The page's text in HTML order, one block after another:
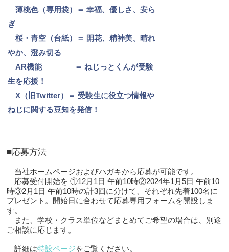
薄桃色（専用袋）＝ 幸福、優しさ、安ら
ぎ
桜・青空（台紙）
＝ 開花、精神美、晴れ
やか、澄み切る
AR機能 ＝ ねじっとくんが受験
生を応援！
X（旧Twitter）
＝ 受験生に役立つ情報や
ねじに関する豆知を発信！
■応募方法
当社ホームページおよびハガキから応募が可能です。
応募受付開始を ①12月1日 午前10時②2024年1月5日 午前10
時③2月1日 午前10時の計3回に分けて、それぞれ先着100名に
プレゼント。開始日に合わせて応募専用フォームを開設しま
す。
また、学校・クラス単位などまとめてご希望の場合は、別途
ご相談に応じます。
詳細は特設ページをご覧ください。